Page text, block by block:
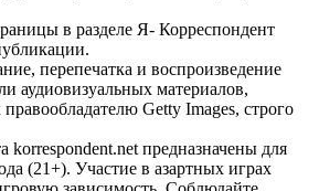
в разделе Я- Корреспондент
перепечатка и воспроизведение
аудиовизуальных материалов,
Getty Images, строго
korrespondent.net предназначены для
(21+). Участие в азартных играх